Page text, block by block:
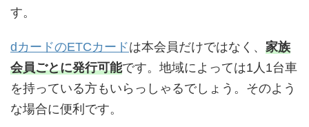
す。
dカードのETCカードは本会員だけではなく、 家族
会員ごとに発行可能です。地域によっては1人1台車
を持っている方もいらっしゃるでしょう。そのよう
な場合に便利です。